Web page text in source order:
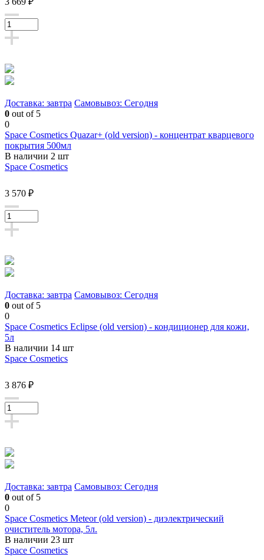
Доставка: завтра Самовывоз: Сегодня
0 out of 5
0
Space Cosmetics Quazar+ (old version) - концентрат кварцевого
покрытия 500мл
В наличии 2 шт
Space Cosmetics
3 570 ₽
Доставка: завтра Самовывоз: Сегодня
0 out of 5
0
Space Cosmetics Eclipse (old version) - кондиционер для кожи,
5л
В наличии 14 шт
Space Cosmetics
3 876 ₽
Доставка: завтра Самовывоз: Сегодня
0 out of 5
0
Space Cosmetics Meteor (old version) - диэлектрический
очиститель мотора, 5л.
В наличии 23 шт
Space Cosmetics